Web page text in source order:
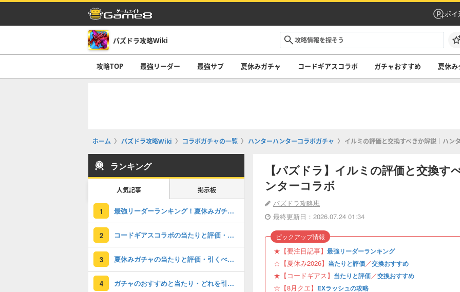
ポイ
パズドラ攻略Wiki
攻略TOP 最強リーダー 最強サブ 夏休みガチャ コードギアスコラボ ガチャおすすめ 夏休み
ホーム パズドラ攻略Wiki コラボガチャの一覧 ハンターハンターコラボガチャ イルミの評価と交換すべきか解説｜ハン
【パズドラ】イルミの評価と交換す
ンターコラボ
パズドラ攻略班
最終更新日：2026.07.24 01:34
★【要注目記事】 最強リーダーランキング
☆【夏休み2026】 当たりと評価／交換おすすめ
★【コードギアス】 当たりと評価／交換おすすめ
☆【8月クエ】 EXラッシュの攻略
ピックアップ情報
ランキング
人気記事 掲示板
1 最強リーダーランキング！夏休みガチャの評価掲載
2 コードギアスコラボの当たりと評価・引くべき？
3 夏休みガチャの当たりと評価・引くべき？
4 ガチャのおすすめと当たり・どれを引くべき？